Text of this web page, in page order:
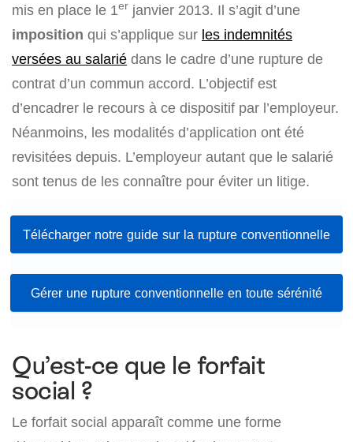
mis en place le 1er janvier 2013. Il s’agit d’une
imposition qui s’applique sur les indemnités
versées au salarié dans le cadre d’une rupture de
contrat d’un commun accord. L’objectif est
d’encadrer le recours à ce dispositif par l’employeur.
Néanmoins, les modalités d’application ont été
revisitées depuis. L’employeur autant que le salarié
sont tenus de les connaître pour éviter un litige.
Télécharger notre guide sur la rupture conventionnelle
Gérer une rupture conventionnelle en toute sérénité
Qu’est-ce que le forfait
social ?
Le forfait social apparaît comme une forme